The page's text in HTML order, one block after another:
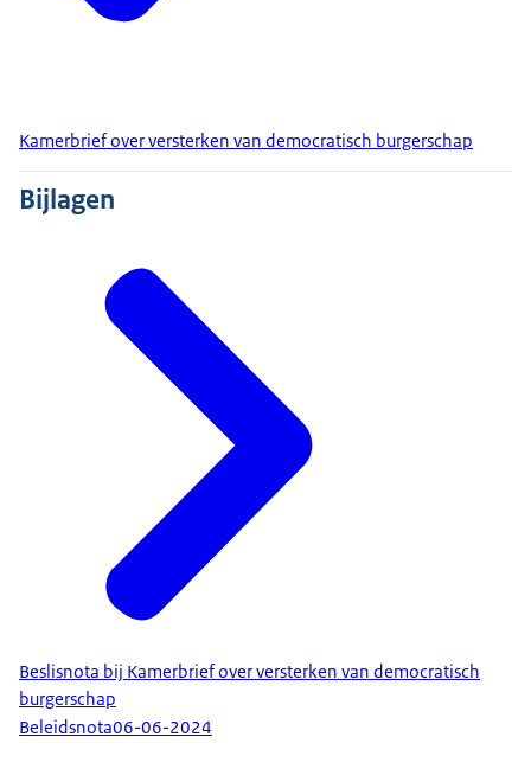
Kamerbrief over versterken van democratisch burgerschap
Bijlagen
Beslisnota bij Kamerbrief over versterken van democratisch
burgerschap
Beleidsnota06-06-2024